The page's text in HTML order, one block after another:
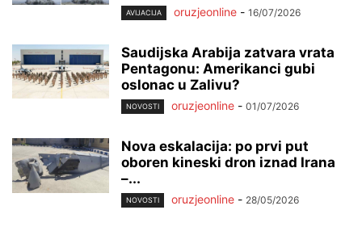
AVIJACIJA oruzjeonline - 16/07/2026
Saudijska Arabija zatvara vrata
Pentagonu: Amerikanci gubi
oslonac u Zalivu?
NOVOSTI oruzjeonline - 01/07/2026
Nova eskalacija: po prvi put
oboren kineski dron iznad Irana
–...
NOVOSTI oruzjeonline - 28/05/2026